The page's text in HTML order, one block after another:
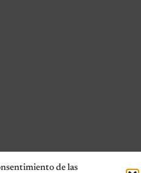
de las